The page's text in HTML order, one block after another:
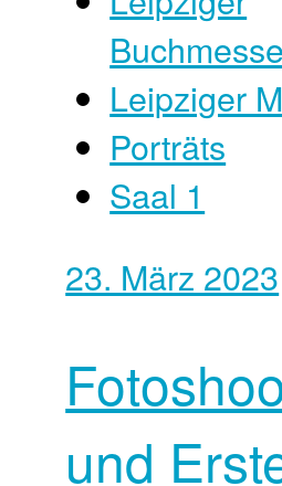
Buchmesse
Leipziger
Porträts
Saal 1
23. März 2023
und